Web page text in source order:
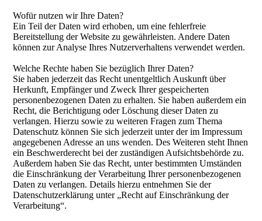
Wofür nutzen wir Ihre Daten?
Ein Teil der Daten wird erhoben, um eine fehlerfreie
Bereitstellung der Website zu gewährleisten. Andere Daten
können zur Analyse Ihres Nutzerverhaltens verwendet werden.
Welche Rechte haben Sie bezüglich Ihrer Daten?
Sie haben jederzeit das Recht unentgeltlich Auskunft über
Herkunft, Empfänger und Zweck Ihrer gespeicherten
personenbezogenen Daten zu erhalten. Sie haben außerdem ein
Recht, die Berichtigung oder Löschung dieser Daten zu
verlangen. Hierzu sowie zu weiteren Fragen zum Thema
Datenschutz können Sie sich jederzeit unter der im Impressum
angegebenen Adresse an uns wenden. Des Weiteren steht Ihnen
ein Beschwerderecht bei der zuständigen Aufsichtsbehörde zu.
Außerdem haben Sie das Recht, unter bestimmten Umständen
die Einschränkung der Verarbeitung Ihrer personenbezogenen
Daten zu verlangen. Details hierzu entnehmen Sie der
Datenschutzerklärung unter „Recht auf Einschränkung der
Verarbeitung“.